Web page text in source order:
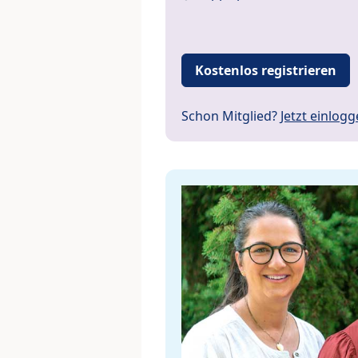
Kostenlos registrieren
Schon Mitglied? Jetzt